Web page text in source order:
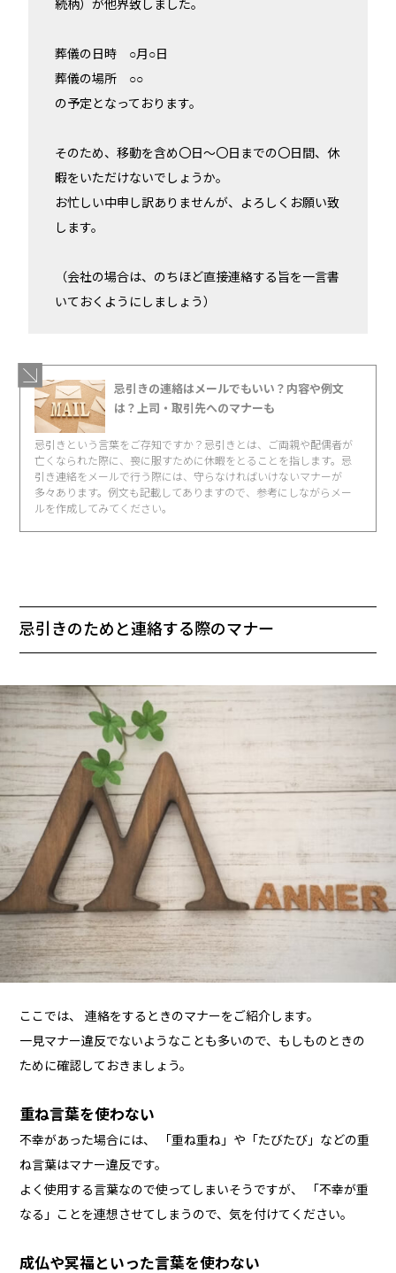
続柄）が他界致しました。
葬儀の日時 ○月○日
葬儀の場所 ○○
の予定となっております。
そのため、移動を含め〇日～〇日までの〇日間、休
暇をいただけないでしょうか。
お忙しい中申し訳ありませんが、よろしくお願い致
します。
（会社の場合は、のちほど直接連絡する旨を一言書
いておくようにしましょう）
忌引きの連絡はメールでもいい？内容や例文
は？上司・取引先へのマナーも
忌引きという言葉をご存知ですか？忌引きとは、ご両親や配偶者が
亡くなられた際に、喪に服すために休暇をとることを指します。忌
引き連絡をメールで行う際には、守らなければいけないマナーが
多々あります。例文も記載してありますので、参考にしながらメー
ルを作成してみてください。
忌引きのためと連絡する際のマナー
ここでは、 連絡をするときのマナーをご紹介します。
一見マナー違反でないようなことも多いので、もしものときの
ために確認しておきましょう。
重ね言葉を使わない
不幸があった場合には、 「重ね重ね」や「たびたび」などの重
ね言葉はマナー違反です。
よく使用する言葉なので使ってしまいそうですが、 「不幸が重
なる」ことを連想させてしまうので、気を付けてください。
成仏や冥福といった言葉を使わない